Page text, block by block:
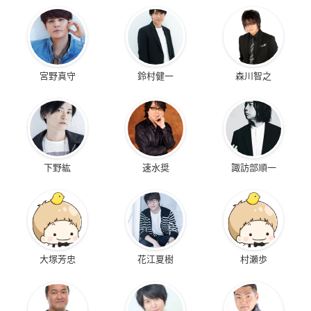
宮野真守 鈴村健一 森川智之
下野紘 速水奨 諏訪部順一
大塚芳忠 花江夏樹 村瀬歩